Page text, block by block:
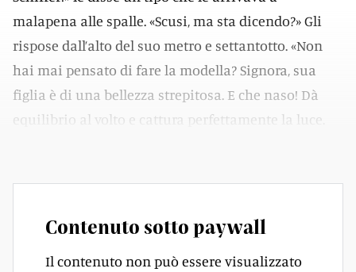
malapena alle spalle. «Scusi, ma sta dicendo?» Gli
rispose dall’alto del suo metro e settantotto. «Non
hai mai pensato di fare la modella? Signora, sua
figlia è di una bellezza strepitosa. E che naso! Dà
equilibrio al volto e cattura perfettamente la luce.
Contenuto sotto paywall
Il contenuto non può essere visualizzato